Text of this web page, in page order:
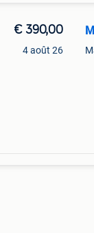
€ 390,00
4 août 26